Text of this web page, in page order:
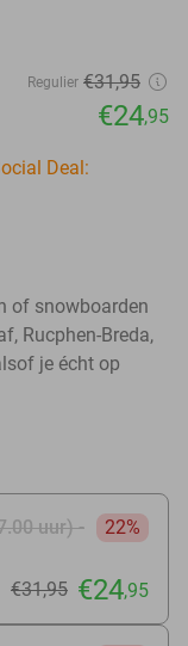
Regulier €31,95
€24,95
Deal:
of snowboarden
Rucphen-Breda,
je écht op
uur) -
22%
€31,95 €24,95